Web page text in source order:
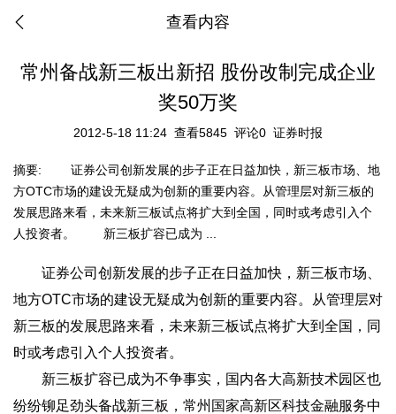
查看内容
常州备战新三板出新招 股份改制完成企业
奖50万奖
2012-5-18 11:24 查看5845 评论0 证券时报
摘要:
证券公司创新发展的步子正在日益加快，新三板市场、地
方OTC市场的建设无疑成为创新的重要内容。从管理层对新三板的
发展思路来看，未来新三板试点将扩大到全国，同时或考虑引入个
人投资者。 新三板扩容已成为 ...
证券公司创新发展的步子正在日益加快，新三板市场、
地方OTC市场的建设无疑成为创新的重要内容。从管理层对
新三板的发展思路来看，未来新三板试点将扩大到全国，同
时或考虑引入个人投资者。
新三板扩容已成为不争事实，国内各大高新技术园区也
纷纷铆足劲头备战新三板，常州国家高新区科技金融服务中